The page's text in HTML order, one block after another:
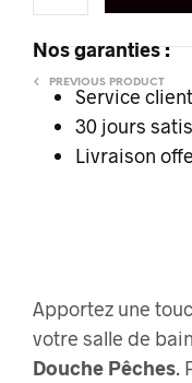
Nos garanties :
Service
30 jours
Livraison
PREVIOUS PRODUCT
Apportez une
votre salle de
Douche Pêches.